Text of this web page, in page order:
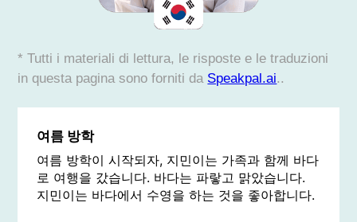
* Tutti i materiali di lettura, le risposte e le traduzioni
in questa pagina sono forniti da Speakpal.ai..
여름 방학
여름 방학이 시작되자, 지민이는 가족과 함께 바다
로 여행을 갔습니다. 바다는 파랗고 맑았습니다.
지민이는 바다에서 수영을 하는 것을 좋아합니다.